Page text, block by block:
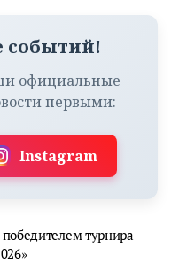
событий!
официальные
первыми:
Instagram
турнира